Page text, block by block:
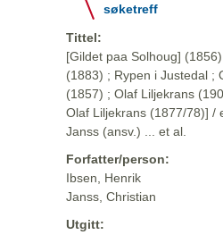
søketreff
Tittel:
[Gildet paa Solhoug]
(1883) ; Rypen i Justedal ;
(1857) ; Olaf Liljekrans
Olaf Liljekrans (1877/78)] /
Janss (ansv.) ... et al.
Forfatter/person:
Ibsen, Henrik
Janss, Christian
Utgitt: